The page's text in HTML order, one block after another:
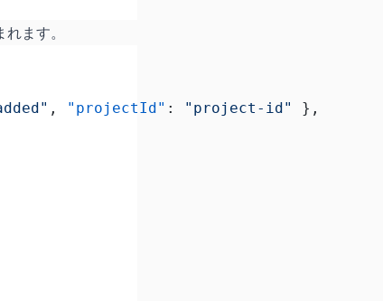
ます。
, "projectId" : "project-id"
},